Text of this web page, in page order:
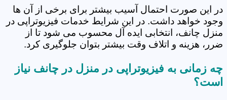
در این صورت احتمال آسیب بیشتر برای برخی از آن ها
وجود خواهد داشت. در این شرایط خدمات فیزیوتراپی در
منزل چانف، انتخابی ایده آل محسوب می شود تا از
ضرر، هزینه و اتلاف وقت بیشتر بتوان جلوگیری کرد.
چه زمانی به فیزیوتراپی در منزل در چانف نیاز
است؟